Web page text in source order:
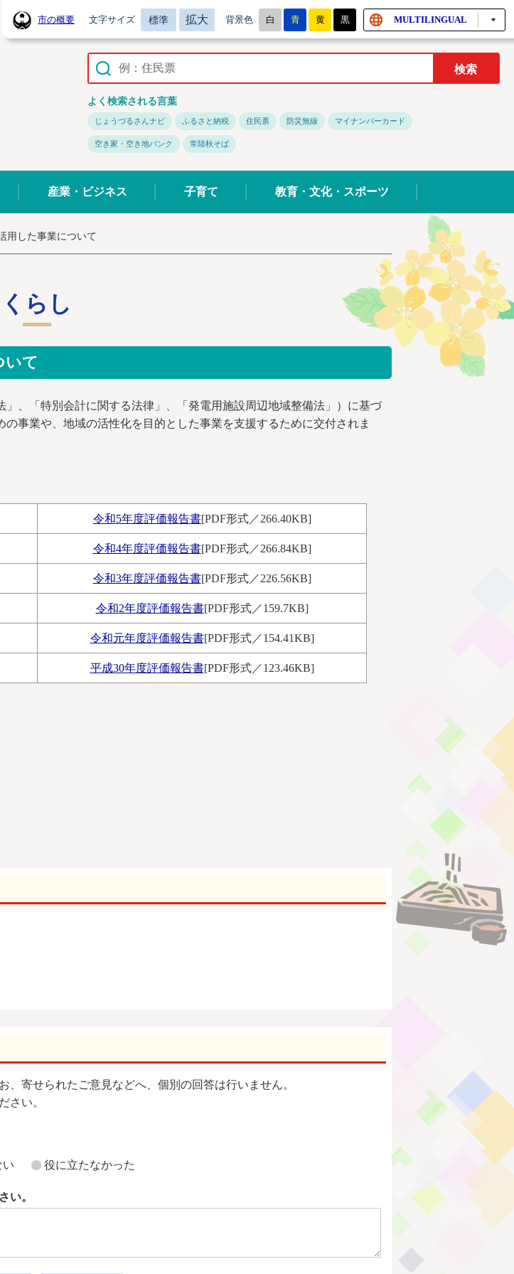
市ホームページ
市の概要 文字サイズ 標準 拡大 背景色 白 青 黄 黒 MULTILINGUAL
よく検索される言葉
じょうづるさんナビ ふるさと納税 住民票 防災無線 マイナンバーカード
空き家・空き地バンク 常陸秋そば
産業・ビジネス 子育て 教育・文化・スポーツ
用した事業について
くらし
いて
、「特別会計に関する法律」、「発電用施設周辺地域整備法」）に基づ
事業や、地域の活性化を目的とした事業を支援するために交付されま
令和5年度評価報告書[PDF形式／266.40KB]
令和4年度評価報告書[PDF形式／266.84KB]
令和3年度評価報告書[PDF形式／226.56KB]
令和2年度評価報告書[PDF形式／159.7KB]
令和元年度評価報告書[PDF形式／154.41KB]
平成30年度評価報告書[PDF形式／123.46KB]
寄せられたご意見などへ、個別の回答は行いません。
さい。
い 役に立たなかった
い。